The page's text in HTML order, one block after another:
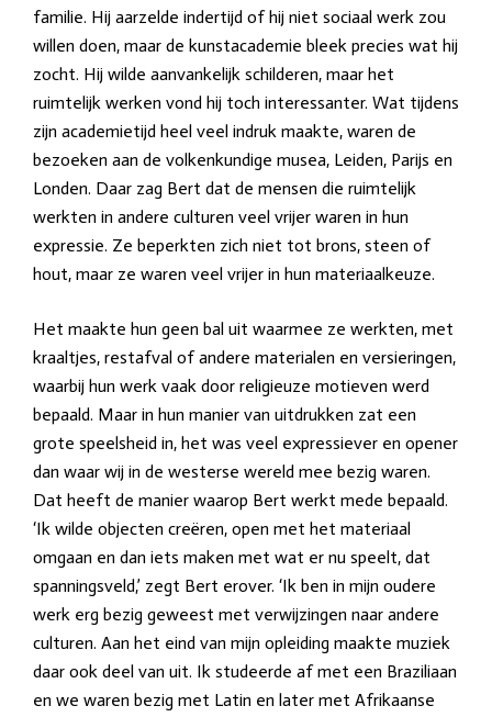
familie. Hij aarzelde indertijd of hij niet sociaal werk zou
willen doen, maar de kunstacademie bleek precies wat hij
zocht. Hij wilde aanvankelijk schilderen, maar het
ruimtelijk werken vond hij toch interessanter. Wat tijdens
zijn academietijd heel veel indruk maakte, waren de
bezoeken aan de volkenkundige musea, Leiden, Parijs en
Londen. Daar zag Bert dat de mensen die ruimtelijk
werkten in andere culturen veel vrijer waren in hun
expressie. Ze beperkten zich niet tot brons, steen of
hout, maar ze waren veel vrijer in hun materiaalkeuze.
Het maakte hun geen bal uit waarmee ze werkten, met
kraaltjes, restafval of andere materialen en versieringen,
waarbij hun werk vaak door religieuze motieven werd
bepaald. Maar in hun manier van uitdrukken zat een
grote speelsheid in, het was veel expressiever en opener
dan waar wij in de westerse wereld mee bezig waren.
Dat heeft de manier waarop Bert werkt mede bepaald.
‘Ik wilde objecten creëren, open met het materiaal
omgaan en dan iets maken met wat er nu speelt, dat
spanningsveld,’ zegt Bert erover. ‘Ik ben in mijn oudere
werk erg bezig geweest met verwijzingen naar andere
culturen. Aan het eind van mijn opleiding maakte muziek
daar ook deel van uit. Ik studeerde af met een Braziliaan
en we waren bezig met Latin en later met Afrikaanse